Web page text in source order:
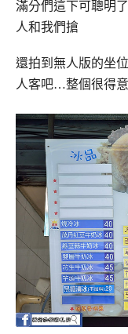
滿分們這下可聰明
人和我們搶
還拍到無人版的坐
人客吧…整個很得意